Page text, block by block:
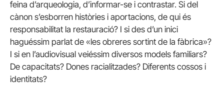
feina d’arqueologia, d’informar-se i contrastar. Si del
cànon s’esborren històries i aportacions, de qui és
responsabilitat la restauració? I si des d’un inici
haguéssim parlat de «les obreres sortint de la fàbrica»?
I si en l’audiovisual veiéssim diversos models familiars?
De capacitats? Dones racialitzades? Diferents cossos i
identitats?